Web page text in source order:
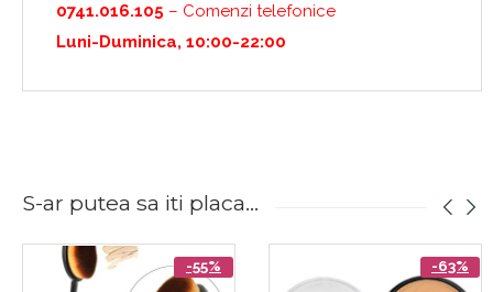
0741.016.105 – Comenzi telefonice
Luni-Duminica, 10:00-22:00
S-ar putea sa iti placa...
-55% -63%